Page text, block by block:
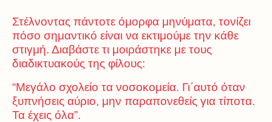
Στέλνοντας πάντοτε όμορφα μηνύματα, τονίζει
πόσο σημαντικό είναι να εκτιμούμε την κάθε
στιγμή. Διαβάστε τι μοιράστηκε με τους
διαδικτυακούς της φίλους:
“Μεγάλο σχολείο τα νοσοκομεία. Γι΄αυτό όταν
ξυπνήσεις αύριο, μην παραπονεθείς για τίποτα.
Τα έχεις όλα”.